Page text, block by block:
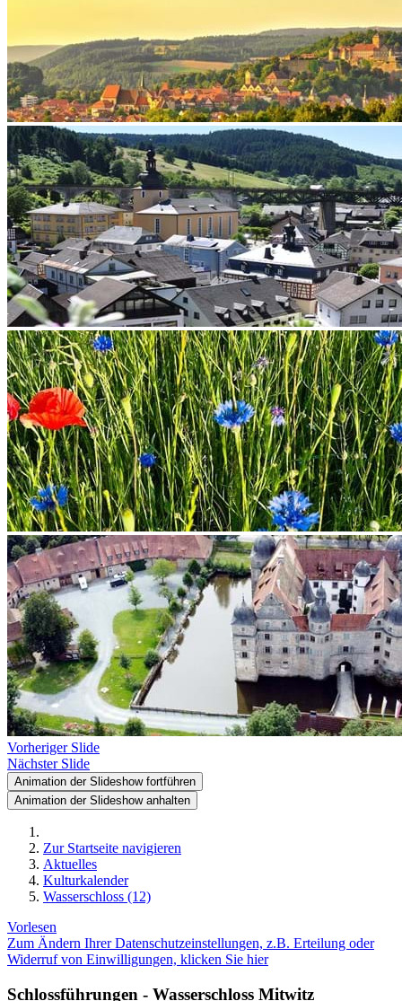
Vorheriger Slide
Nächster Slide
Animation der Slideshow fortführen
Animation der Slideshow anhalten
Zur Startseite navigieren
Aktuelles
Kulturkalender
Wasserschloss (12)
Vorlesen
Zum Ändern Ihrer Datenschutzeinstellungen, z.B. Erteilung oder
Widerruf von Einwilligungen, klicken Sie hier
Schlossführungen - Wasserschloss Mitwitz